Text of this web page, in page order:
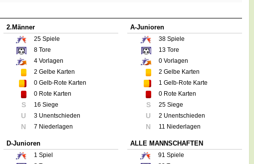
2.Männer
25 Spiele
8 Tore
4 Vorlagen
2 Gelbe Karten
0 Gelb-Rote Karten
0 Rote Karten
S 16 Siege
U 3 Unentschieden
N 7 Niederlagen
A-Junioren
38 Spiele
13 Tore
0 Vorlagen
2 Gelbe Karten
1 Gelb-Rote Karte
0 Rote Karten
S 25 Siege
U 2 Unentschieden
N 11 Niederlagen
D-Junioren
1 Spiel
ALLE MANNSCHAFTEN
91 Spiele